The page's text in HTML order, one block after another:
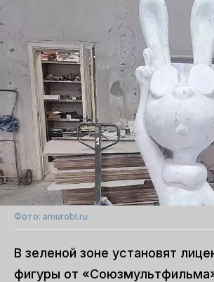
Фото: amurobl.ru
В зеленой зоне установят
фигуры от